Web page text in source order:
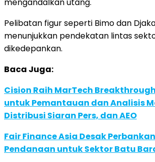
Pelibatan figur seperti Bimo dan
menunjukkan pendekatan lintas
dikedepankan.
Baca Juga:
Cision Raih MarTech
untuk Pemantauan dan Analisis
Distribusi Siaran Pers, dan AEO
Fair Finance Asia Desak
Pendanaan untuk Sektor Batu